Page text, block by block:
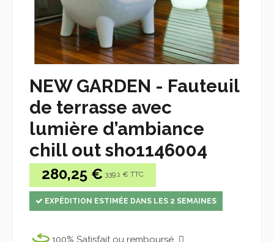
NEW GARDEN - Fauteuil
de terrasse avec
lumière d’ambiance
chill out sho1146004
280,25 € 339.1 € TTC
EXPÉDITION ESTIMÉE DANS LES 2 SEMAINES
100% Satisfait ou remboursé